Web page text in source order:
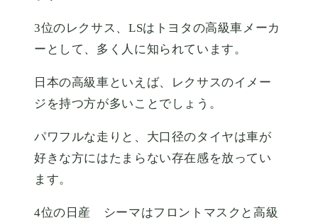
3位のレクサス、LSはトヨタの高級車メーカ
ーとして、多く人に知られています。
日本の高級車といえば、レクサスのイメー
ジを持つ方が多いことでしょう。
パワフルな走りと、大口径のタイヤは車が
好きな方にはたまらない存在感を放ってい
ます。
4位の日産 シーマはフロントマスクと高級